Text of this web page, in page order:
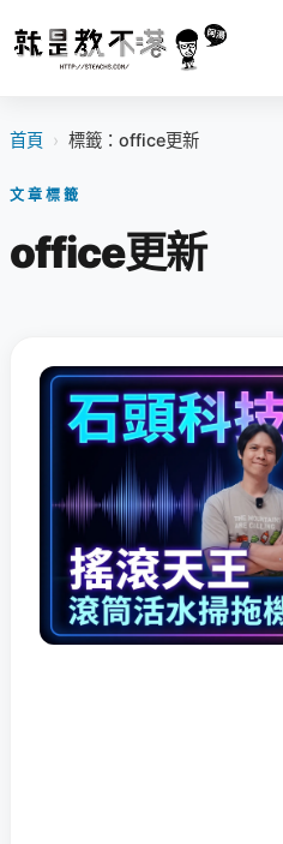
首頁 › 標籤：office更新
文章標籤
office更新